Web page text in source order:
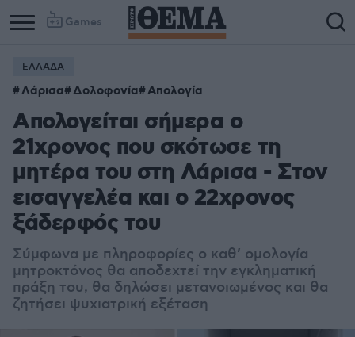
Games
ΕΛΛΑΔΑ
Λάρισα Δολοφονία Απολογία
Απολογείται σήμερα ο
21χρονος που σκότωσε τη
μητέρα του στη Λάρισα - Στον
εισαγγελέα και ο 22χρονος
ξάδερφός του
Σύμφωνα με πληροφορίες ο καθ’ ομολογία
μητροκτόνος θα αποδεχτεί την εγκληματική
πράξη του, θα δηλώσει μετανοιωμένος και θα
ζητήσει ψυχιατρική εξέταση